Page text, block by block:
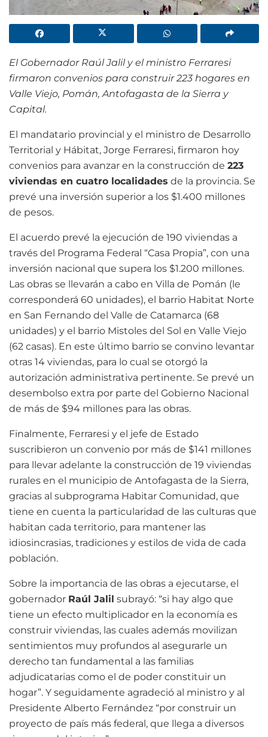
El Gobernador Raúl Jalil y el ministro Ferraresi
firmaron convenios para construir 223 hogares en
Valle Viejo, Pomán, Antofagasta de la Sierra y
Capital.
El mandatario provincial y el ministro de Desarrollo
Territorial y Hábitat, Jorge Ferraresi, firmaron hoy
convenios para avanzar en la construcción de 223
viviendas en cuatro localidades de la provincia. Se
prevé una inversión superior a los $1.400 millones
de pesos.
El acuerdo prevé la ejecución de 190 viviendas a
través del Programa Federal “Casa Propia”, con una
inversión nacional que supera los $1.200 millones.
Las obras se llevarán a cabo en Villa de Pomán (le
corresponderá 60 unidades), el barrio Habitat Norte
en San Fernando del Valle de Catamarca (68
unidades) y el barrio Mistoles del Sol en Valle Viejo
(62 casas). En este último barrio se convino levantar
otras 14 viviendas, para lo cual se otorgó la
autorización administrativa pertinente. Se prevé un
desembolso extra por parte del Gobierno Nacional
de más de $94 millones para las obras.
Finalmente, Ferraresi y el jefe de Estado
suscribieron un convenio por más de $141 millones
para llevar adelante la construcción de 19 viviendas
rurales en el municipio de Antofagasta de la Sierra,
gracias al subprograma Habitar Comunidad, que
tiene en cuenta la particularidad de las culturas que
habitan cada territorio, para mantener las
idiosincrasias, tradiciones y estilos de vida de cada
población.
Sobre la importancia de las obras a ejecutarse, el
gobernador Raúl Jalil subrayó: “si hay algo que
tiene un efecto multiplicador en la economía es
construir viviendas, las cuales además movilizan
sentimientos muy profundos al asegurarle un
derecho tan fundamental a las familias
adjudicatarias como el de poder constituir un
hogar”. Y seguidamente agradeció al ministro y al
Presidente Alberto Fernández “por construir un
proyecto de país más federal, que llega a diversos